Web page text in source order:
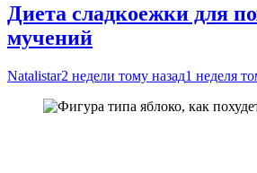
Диета сладкоежки для
мучений
Natalistar2 недели тому назад1 неделя